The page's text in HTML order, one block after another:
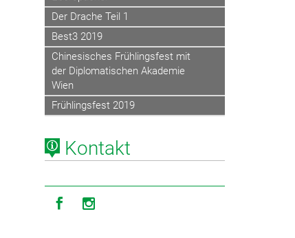
Der Drache Teil 1
Best3 2019
Chinesisches Frühlingsfest mit
der Diplomatischen Akademie
Wien
Frühlingsfest 2019
Kontakt
Icon facebook
Icon instagram